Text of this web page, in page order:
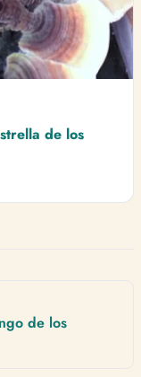
de los
de los